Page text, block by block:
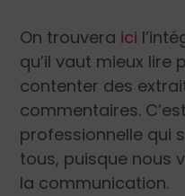
On trouvera ici
qu’il vaut mieux lire
contenter des
commentaires.
professionnelle qui
tous, puisque nous
la communication.